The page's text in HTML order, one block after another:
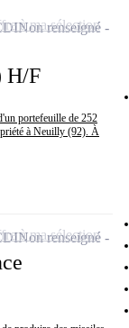
H/F
portefeuille de 252
à Neuilly (92). À
Non renseigné
à ma sélection
Non renseigné
à ma sélection